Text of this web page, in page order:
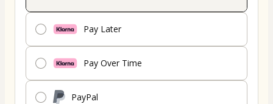
Pay Later
Pay Over Time
PayPal